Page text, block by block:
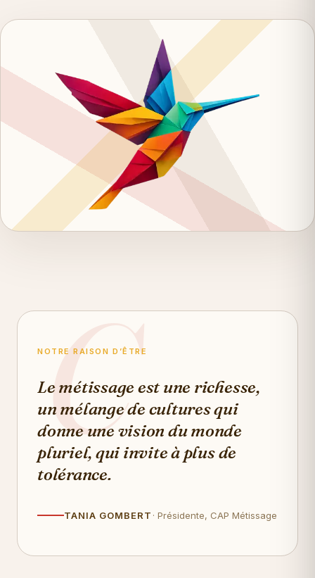
NOTRE RAISON D’ÊTRE
Le métissage est une richesse,
un mélange de cultures qui
donne une vision du monde
pluriel, qui invite à plus de
tolérance.
TANIA GOMBERT · Présidente, CAP Métissage